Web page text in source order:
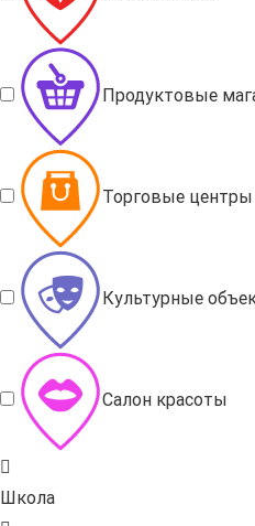
Продуктовые
Торговые центры
Культурные
Салон красоты
Школа